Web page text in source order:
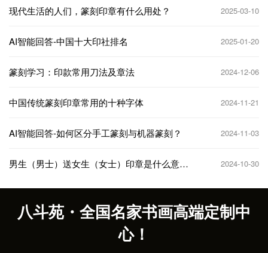
现代生活的人们，篆刻印章有什么用处？ 2025-03-10
AI智能回答-中国十大印社‌排名 2025-01-20
篆刻学习：印款常用刀法及章法 2024-12-06
中国传统篆刻印章常用的十种字体 2024-11-21
AI智能回答-如何区分手工篆刻与机器篆刻？ 2024-11-03
男生（男士）送女生（女士）印章是什么意
2024-10-30
八斗苑・全国名家书画高端定制中
心！